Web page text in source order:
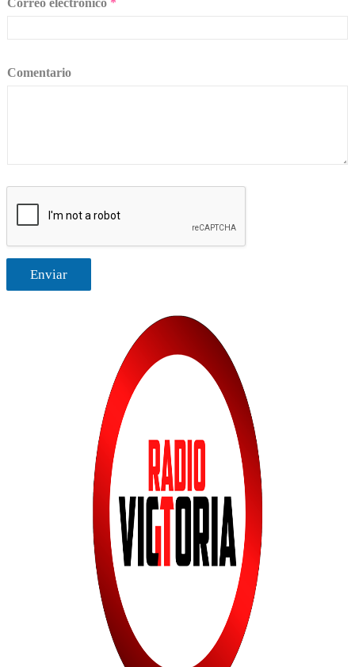
Correo electrónico *
Comentario
Enviar